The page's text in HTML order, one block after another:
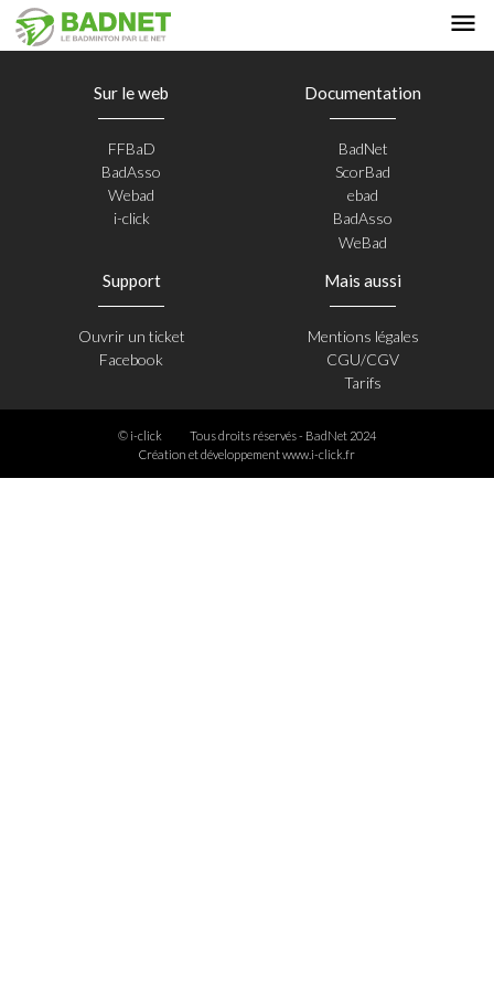
Sur le web
FFBaD
BadAsso
Webad
i-click
Documentation
BadNet
ScorBad
ebad
BadAsso
WeBad
Support
Ouvrir un ticket
Facebook
Mais aussi
Mentions légales
CGU/CGV
Tarifs
© i-click
Tous droits réservés - BadNet 2024
Création et développementwww.i-click.fr